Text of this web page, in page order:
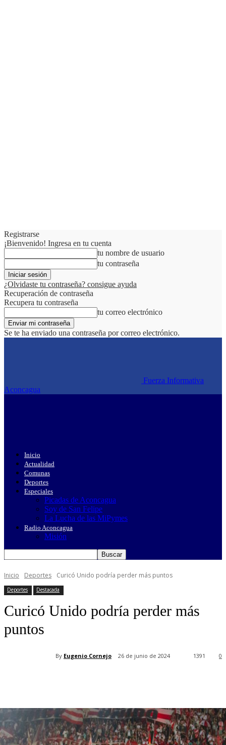
Registrarse
¡Bienvenido! Ingresa en tu cuenta
tu nombre de usuario
tu contraseña
¿Olvidaste tu contraseña? consigue ayuda
Recuperación de contraseña
Recupera tu contraseña
tu correo electrónico
Se te ha enviado una contraseña por correo electrónico.
Fuerza Informativa
Aconcagua
Inicio
Actualidad
Comunas
Deportes
Especiales
Picadas de Aconcagua
Soy de San Felipe
La Lucha de las MiPymes
Radio Aconcagua
Misión
Inicio Deportes Curicó Unido podría perder más puntos
Deportes Destacada
Curicó Unido podría perder más
puntos
By Eugenio Cornejo 26 de junio de 2024 0
1391